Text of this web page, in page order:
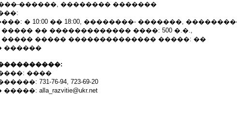
������, �������� �������
� 10:00 �� 18:00, ��������- �������,
�� ������������� ����: 500 �.�.,
����� ����� �������������� �����: ��
������
����
731-76-94, 723-69-20
alla_razvitie@ukr.net